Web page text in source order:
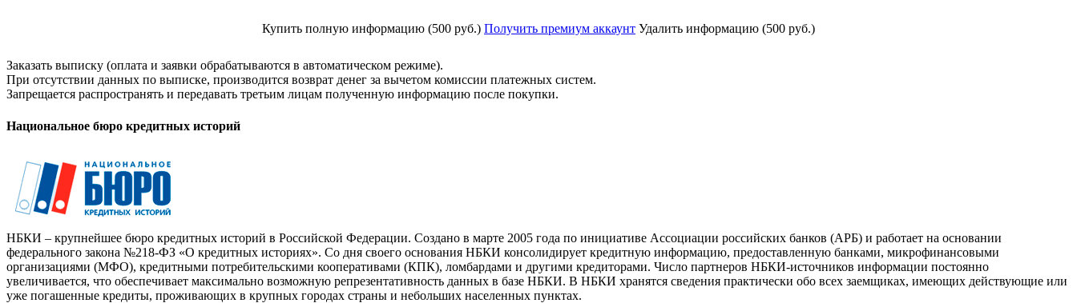
Купить полную информацию (500 руб.) Получить премиум аккаунт Удалить информацию (500 руб.)
Заказать выписку (оплата и заявки обрабатываются в автоматическом режиме).
При отсутствии данных по выписке, производится возврат денег за вычетом комиссии платежных систем.
Запрещается распространять и передавать третьим лицам полученную информацию после покупки.
Национальное бюро кредитных историй
НБКИ – крупнейшее бюро кредитных историй в Российской Федерации. Создано в марте 2005 года по инициативе Ассоциации российских банков (АРБ) и работает на основании
федерального закона №218-ФЗ «О кредитных историях». Со дня своего основания НБКИ консолидирует кредитную информацию, предоставленную банками, микрофинансовыми
организациями (МФО), кредитными потребительскими кооперативами (КПК), ломбардами и другими кредиторами. Число партнеров НБКИ-источников информации постоянно
увеличивается, что обеспечивает максимально возможную репрезентативность данных в базе НБКИ. В НБКИ хранятся сведения практически обо всех заемщиках, имеющих действующие или
уже погашенные кредиты, проживающих в крупных городах страны и небольших населенных пунктах.